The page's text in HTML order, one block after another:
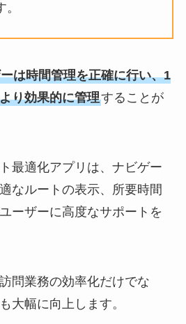
は時間管理を正確に行い、1
り効果的に管理することが
最適化アプリは、ナビゲー
なルートの表示、所要時間
ーザーに高度なサポートを
問業務の効率化だけでな
大幅に向上します。